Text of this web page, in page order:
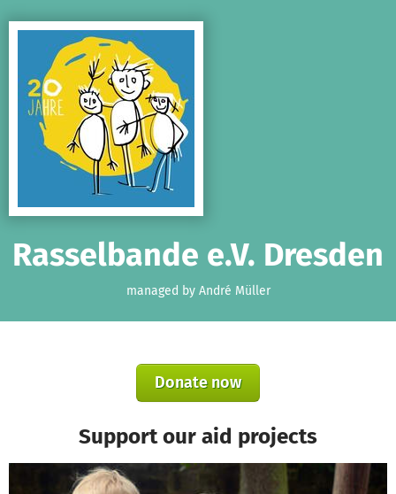
Rasselbande e.V. Dresden
managed by André Müller
Donate now
Support our aid projects